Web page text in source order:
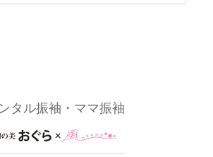
タル振袖・ママ振袖